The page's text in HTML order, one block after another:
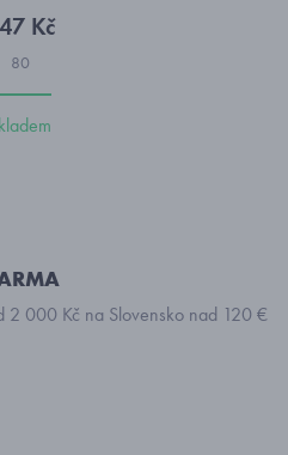
Kč
80
2 000 Kč na Slovensko nad 120 €